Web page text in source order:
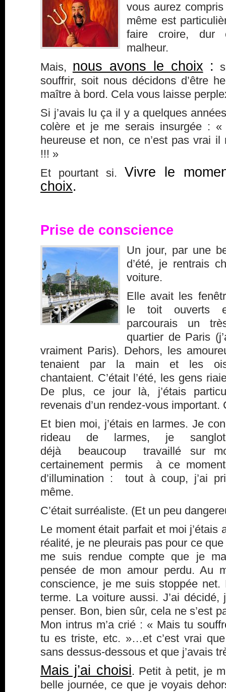
vous aurez
même est
faire croire, dur
malheur.
Mais, nous avons le choix :
souffrir, soit nous décidons d’être
maître à bord. Cela vous laisse
Si j’avais lu ça il y a quelques
colère et je me serais insurgée :
heureuse et non, ce n’est pas vrai
!!! »
Et pourtant si. Vivre le
choix.
Prise de conscience
Un jour, par une
d’été, je rentrais
voiture.
Elle avait les
le toit ouverts
parcourais un
quartier de Paris
vraiment Paris). Dehors, les
tenaient par la main et les
chantaient. C’était l’été, les gens
De plus, ce jour là, j’étais
revenais d’un rendez-vous important.
Et bien moi, j’étais en larmes. Je
rideau de larmes, je
déjà beaucoup travaillé sur
certainement permis à ce
d’illumination : tout à coup, j’ai
même.
C’était surréaliste. (Et un peu
Le moment était parfait et moi j’étais
réalité, je ne pleurais pas pour ce
me suis rendue compte que je
pensée de mon amour perdu. Au
conscience, je me suis stoppée
terme. La voiture aussi. J’ai
penser. Bon, bien sûr, cela ne s’est
Mon intrus m’a crié : « Mais tu
tu es triste, etc. »…et c’est vrai
sans dessus-dessous et que j’avais
Mais j’ai choisi. Petit à petit, je
belle journée, ce que je voyais